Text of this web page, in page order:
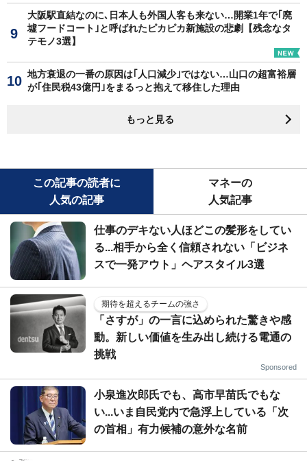
大阪駅直結なのに､日本人も外国人客も来ない…開業1年で｢廃
墟フードコート｣と呼ばれたピカピカ新施設の悲劇【残念なタ
テモノ3選】
地方衰退の一番の原因は｢人口減少｣ではない…山口の超富裕層
が｢住民税43億円｣をまるっと抱えて移住した理由
もっと見る
この記事の読者に
人気の記事
マネーの
人気記事
仕事のデキない人ほどこの髪形をしてい
る...相手から全く信頼されない「ビジネ
スで一発アウト」ヘアスタイル3選
期待を超えるチームの強さ
「さすが」の一言に込められた驚きや感
動。新しい価値を生み出し続ける電通の
挑戦
Sponsored
小泉進次郎氏でも、高市早苗氏でもな
い...いま自民党内で急浮上している「次
の首相」有力候補の意外な名前